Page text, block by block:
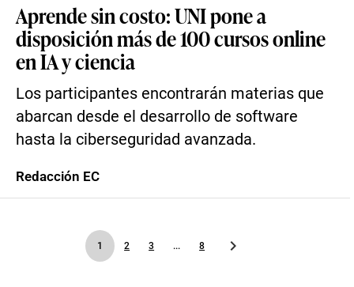
Aprende sin costo: UNI pone a
disposición más de 100 cursos online
en IA y ciencia
Los participantes encontrarán materias que
abarcan desde el desarrollo de software
hasta la ciberseguridad avanzada.
Redacción EC
1 2 3 ... 8